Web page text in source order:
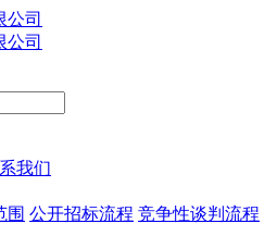
我们
围 公开招标流程 竞争性谈判流程